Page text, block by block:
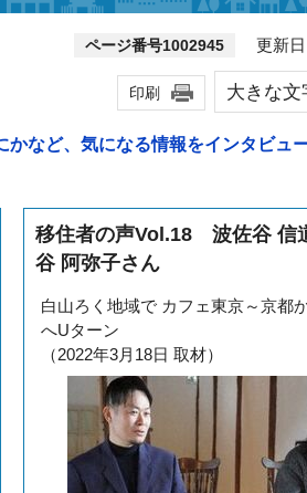
ページ番号1002945 更新日
印刷 大きな文
など、気になる情報をインタビュ
移住者の声Vol.18 波佐谷 信
谷 阿弥子さん
白山ろく地域で カフェ東京～京都
へUターン
（2022年3月18日 取材）